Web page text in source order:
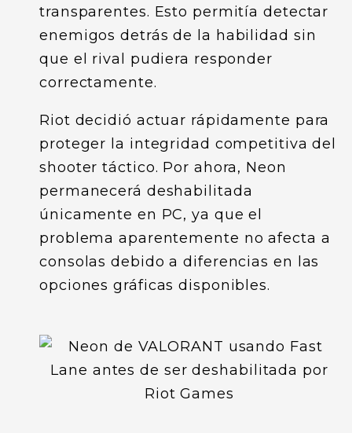
transparentes. Esto permitía detectar
enemigos detrás de la habilidad sin
que el rival pudiera responder
correctamente.
Riot decidió actuar rápidamente para
proteger la integridad competitiva del
shooter táctico. Por ahora, Neon
permanecerá deshabilitada
únicamente en PC, ya que el
problema aparentemente no afecta a
consolas debido a diferencias en las
opciones gráficas disponibles.